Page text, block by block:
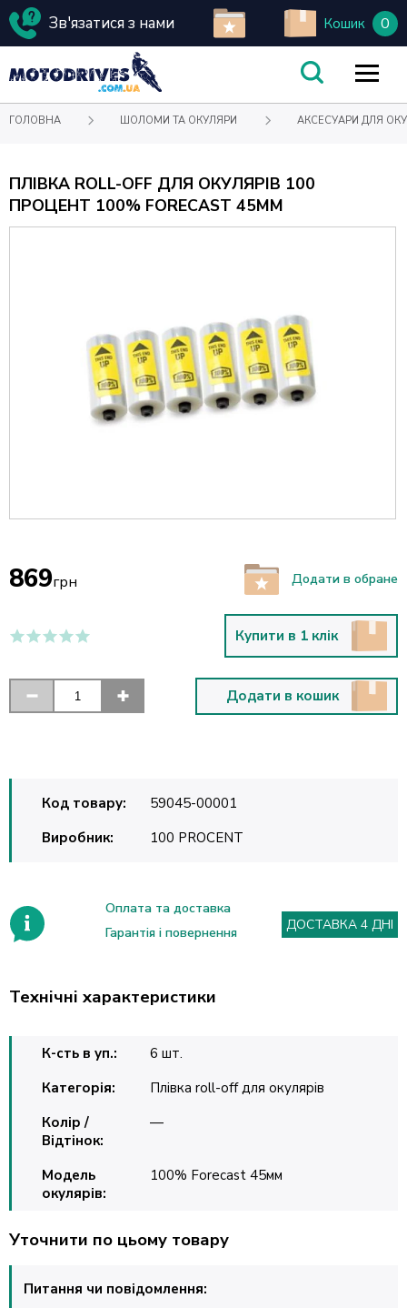
Зв'язатися з нами Кошик 0
ГОЛОВНА ШОЛОМИ ТА ОКУЛЯРИ АКСЕСУАРИ ДЛЯ
ПЛІВКА ROLL-OFF ДЛЯ ОКУЛЯРІВ 100
ПРОЦЕНТ 100% FORECAST 45ММ
869грн Додати в обране
Купити в 1 клік
Додати в кошик
Код товару:
59045-00001
Виробник:
100 PROCENT
Оплата та доставка
Гарантія і повернення
ДОСТАВКА 4 ДНІ
Технічні характеристики
К-сть в уп.:
6 шт.
Категорія:
Плівка roll-off для окулярів
Колір /
Відтінок:
—
Модель
окулярів:
100% Forecast 45мм
Уточнити по цьому товару
Питання чи повідомлення: